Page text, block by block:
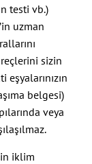
testi vb.)
uzman
sizin
eşyalarınızın
belgesi)
veya
iklim